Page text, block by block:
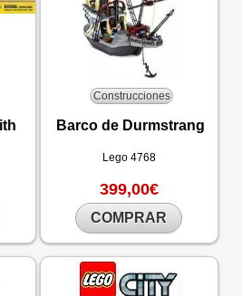
Construcciones
Barco de Durmstrang
Lego 4768
399,00€
COMPRAR